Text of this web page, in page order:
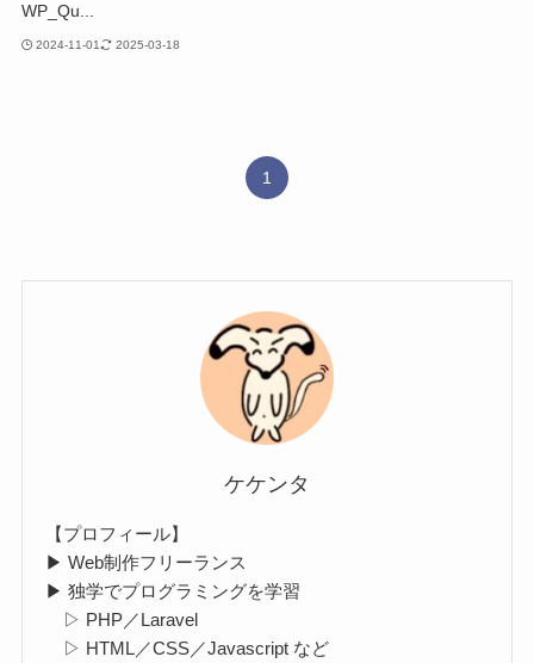
WP_Qu...
2024-11-01 2025-03-18
1
ケケンタ
【プロフィール】
▶ Web制作フリーランス
▶ 独学でプログラミングを学習
▷ PHP／Laravel
▷ HTML／CSS／Javascript など